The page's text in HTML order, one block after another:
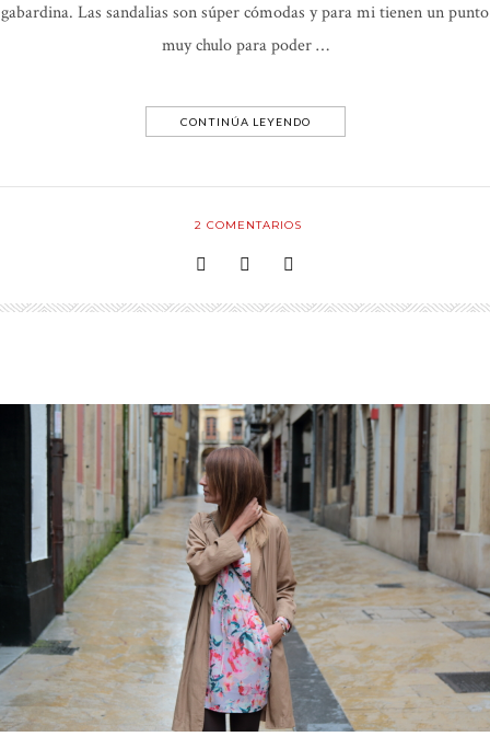
gabardina. Las sandalias son súper cómodas y para mi tienen un punto
muy chulo para poder …
CONTINÚA LEYENDO
2 COMENTARIOS